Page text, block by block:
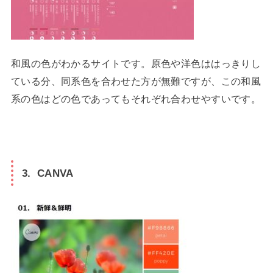
和風の色がわかるサイトです。原色や洋色ははっきりし
ている分、同系色を合わせた方が無難ですが、この和風
系の色はどの色であってもそれぞれ合わせやすいです。
3. CANVA